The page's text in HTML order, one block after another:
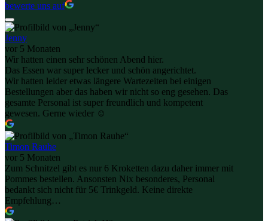
bewerte uns auf
Jenny
vor 5 Monaten
Wir hatten einen sehr schönen Abend hier.
Das Essen war super lecker und schön angerichtet.
Wir hatten leider etwas längere Wartezeiten bei einigen
Bestellungen aber das haben wir nicht so eng gesehen. Das
gesamte Personal ist super freundlich und kompetent
gewesen. Gerne wieder ☺️
Timon Rauhe
vor 5 Monaten
Zum Schnitzel gibt es nur 6 Kroketten dazu daher immer mit
Pommes bestellen. Ansonsten Nix besonderes, Personal
bedankt sich nicht für 5€ Trinkgeld. Keine direkte
Empfehlung…